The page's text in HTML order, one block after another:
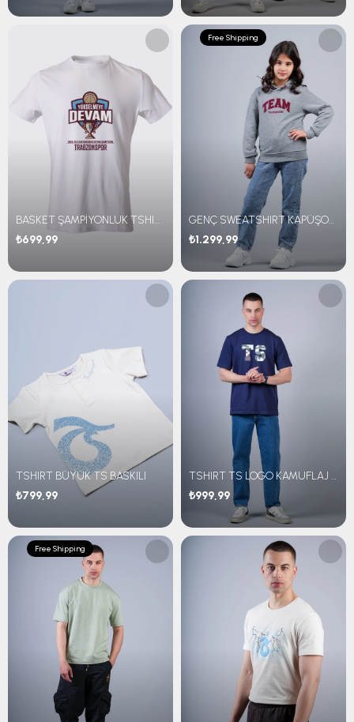
BASKET ŞAMPİYONLUK TSHIRT
₺699,99
GENÇ SWEATSHIRT KAPÜŞONLU TEAM NAKIŞLI
₺1.299,99
Free Shipping
TSHIRT BÜYÜK TS BASKILI
₺799,99
TSHIRT TS LOGO KAMUFLAJ DESEN
₺999,99
Free Shipping